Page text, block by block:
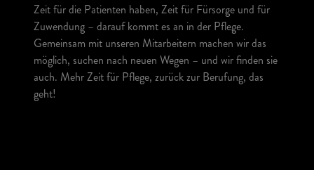
Zeit für die Patienten haben, Zeit für Fürsorge und für
Zuwendung – darauf kommt es an in der Pflege.
Gemeinsam mit unseren Mitarbeitern machen wir das
möglich, suchen nach neuen Wegen – und wir finden sie
auch. Mehr Zeit für Pflege, zurück zur Berufung, das
geht!